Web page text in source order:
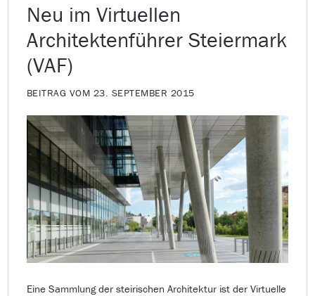
Neu im Virtuellen
Architektenführer Steiermark
(VAF)
BEITRAG VOM 23. SEPTEMBER 2015
Eine Sammlung der steirischen Architektur ist der Virtuelle